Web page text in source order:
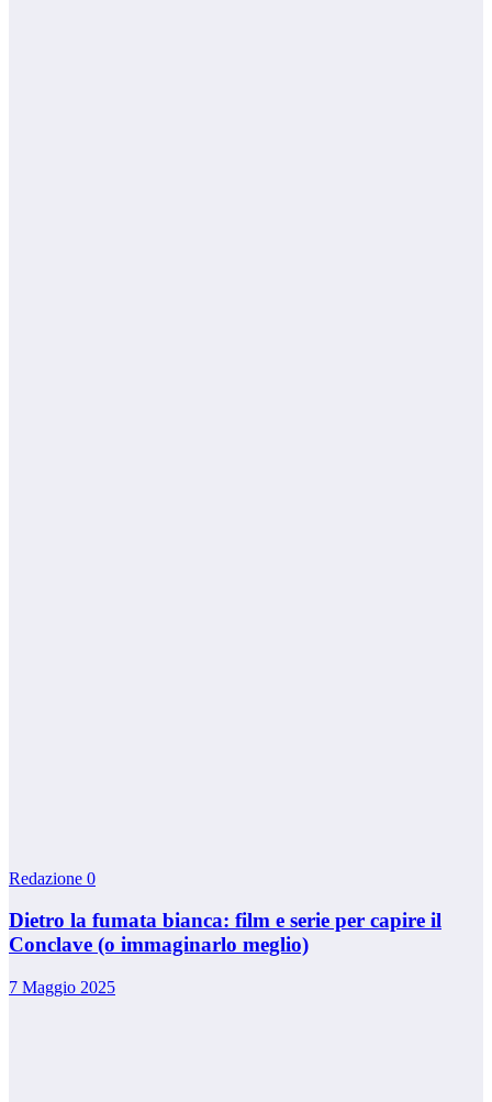
Redazione 0
Dietro la fumata bianca: film e serie per capire il
Conclave (o immaginarlo meglio)
7 Maggio 2025